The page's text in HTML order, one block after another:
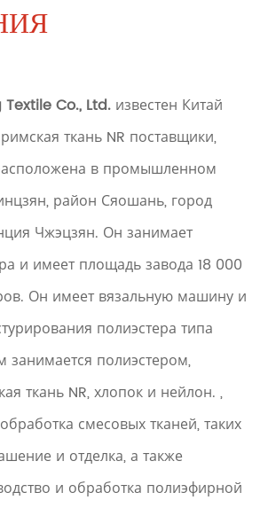
Co., Ltd. известен Китай
ткань NR поставщики,
в промышленном
район Сяошань, город
Чжэцзян. Он занимает
и имеет площадь завода 18 000
Он имеет вязальную машину и
полиэстера типа
занимается полиэстером,
ткань NR, хлопок и нейлон. ,
смесовых тканей, таких
и отделка, а также
и обработка полиэфирной